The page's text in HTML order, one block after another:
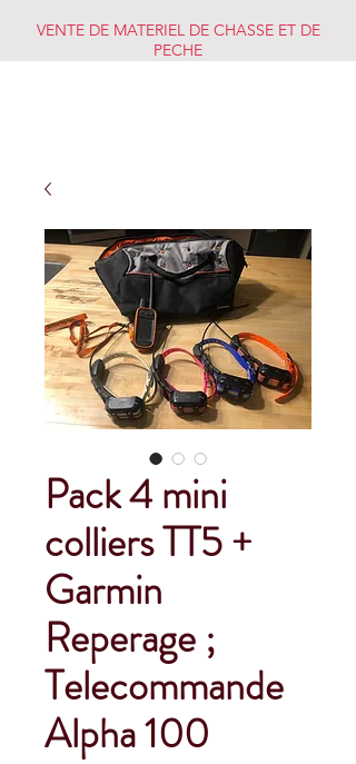
VENTE DE MATERIEL DE CHASSE ET DE
PECHE
Pack 4 mini
colliers TT5 +
Garmin
Reperage ;
Telecommande
Alpha 100